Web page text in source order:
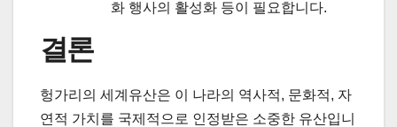
화 행사의 활성화 등이 필요합니다.
결론
헝가리의 세계유산은 이 나라의 역사적, 문화적, 자
연적 가치를 국제적으로 인정받은 소중한 유산입니